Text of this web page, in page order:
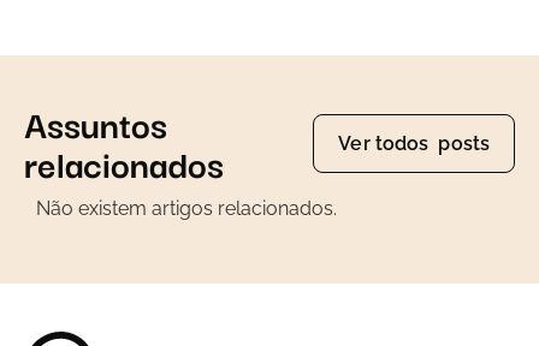
Assuntos
relacionados Ver todos posts
Não existem artigos relacionados.